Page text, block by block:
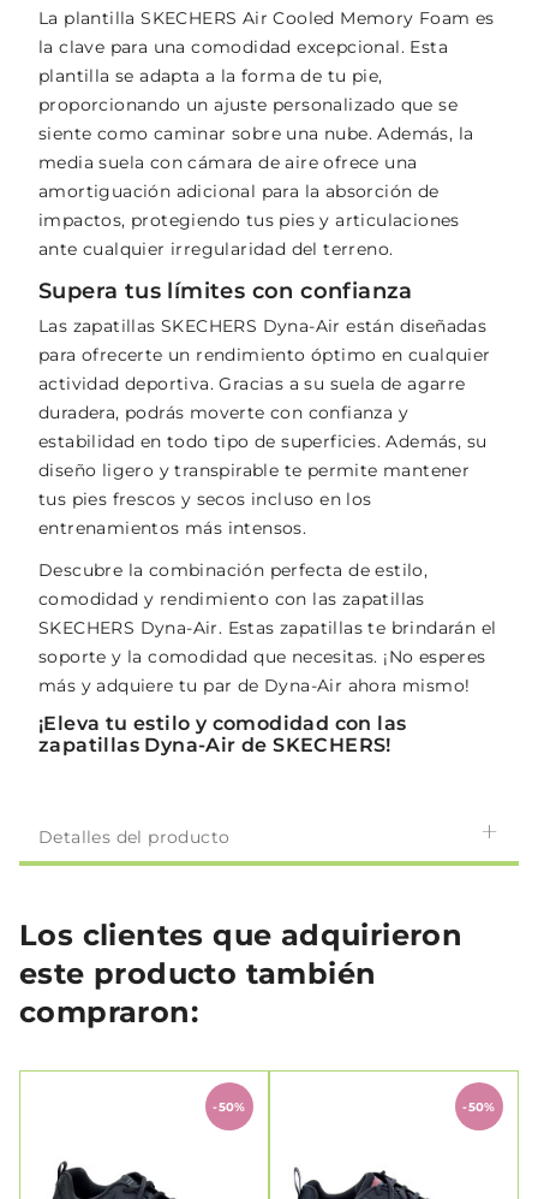
La plantilla SKECHERS Air Cooled Memory Foam es
la clave para una comodidad excepcional. Esta
plantilla se adapta a la forma de tu pie,
proporcionando un ajuste personalizado que se
siente como caminar sobre una nube. Además, la
media suela con cámara de aire ofrece una
amortiguación adicional para la absorción de
impactos, protegiendo tus pies y articulaciones
ante cualquier irregularidad del terreno.
Supera tus límites con confianza
Las zapatillas SKECHERS Dyna-Air están diseñadas
para ofrecerte un rendimiento óptimo en cualquier
actividad deportiva. Gracias a su suela de agarre
duradera, podrás moverte con confianza y
estabilidad en todo tipo de superficies. Además, su
diseño ligero y transpirable te permite mantener
tus pies frescos y secos incluso en los
entrenamientos más intensos.
Descubre la combinación perfecta de estilo,
comodidad y rendimiento con las zapatillas
SKECHERS Dyna-Air. Estas zapatillas te brindarán el
soporte y la comodidad que necesitas. ¡No esperes
más y adquiere tu par de Dyna-Air ahora mismo!
¡Eleva tu estilo y comodidad con las
zapatillas Dyna-Air de SKECHERS!
Detalles del producto
Los clientes que adquirieron
este producto también
compraron:
-50% -50%